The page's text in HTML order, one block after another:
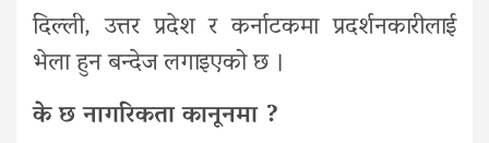
दिल्ली, उत्तर प्रदेश र कर्नाटकमा प्रदर्शनकारीलाई
भेला हुन बन्देज लगाइएको छ ।
के छ नागरिकता कानूनमा ?